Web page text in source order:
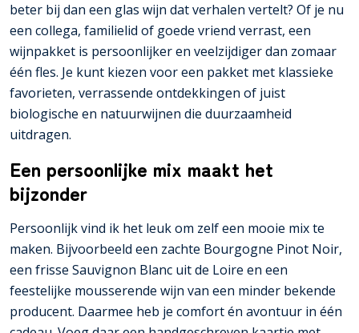
beter bij dan een glas wijn dat verhalen vertelt? Of je nu
een collega, familielid of goede vriend verrast, een
wijnpakket is persoonlijker en veelzijdiger dan zomaar
één fles. Je kunt kiezen voor een pakket met klassieke
favorieten, verrassende ontdekkingen of juist
biologische en natuurwijnen die duurzaamheid
uitdragen.
Een persoonlijke mix maakt het
bijzonder
Persoonlijk vind ik het leuk om zelf een mooie mix te
maken. Bijvoorbeeld een zachte Bourgogne Pinot Noir,
een frisse Sauvignon Blanc uit de Loire en een
feestelijke mousserende wijn van een minder bekende
producent. Daarmee heb je comfort én avontuur in één